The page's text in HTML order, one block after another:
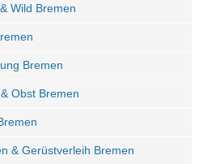
Wild Bremen
Bremen
Obst Bremen
& Gerüstverleih Bremen